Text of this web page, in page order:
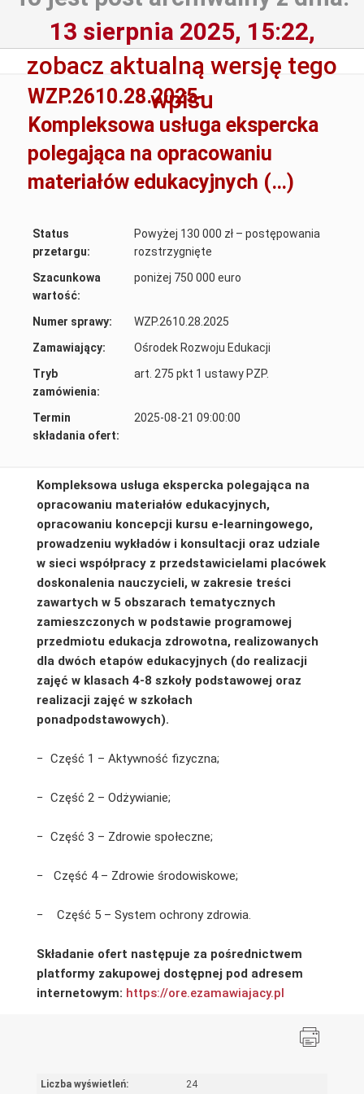
13 sierpnia 2025, 15:22,
zobacz aktualną wersję tego
wpisu
WZP.2610.28.2025-
Kompleksowa usługa ekspercka
polegająca na opracowaniu
materiałów edukacyjnych (…)
Status
przetargu:
Powyżej 130 000 zł – postępowania
rozstrzygnięte
Szacunkowa
wartość:
poniżej 750 000 euro
Numer sprawy:
WZP.2610.28.2025
Zamawiający:
Ośrodek Rozwoju Edukacji
Tryb
zamówienia:
art. 275 pkt 1 ustawy PZP.
Termin
składania ofert:
2025-08-21 09:00:00
Kompleksowa usługa ekspercka polegająca na
opracowaniu materiałów edukacyjnych,
opracowaniu koncepcji kursu e-learningowego,
prowadzeniu wykładów i konsultacji oraz udziale
w sieci współpracy z przedstawicielami placówek
doskonalenia nauczycieli, w zakresie treści
zawartych w 5 obszarach tematycznych
zamieszczonych w podstawie programowej
przedmiotu edukacja zdrowotna, realizowanych
dla dwóch etapów edukacyjnych (do realizacji
zajęć w klasach 4-8 szkoły podstawowej oraz
realizacji zajęć w szkołach
ponadpodstawowych).
− Część 1 – Aktywność fizyczna;
− Część 2 – Odżywianie;
− Część 3 – Zdrowie społeczne;
− Część 4 – Zdrowie środowiskowe;
− Część 5 – System ochrony zdrowia.
Składanie ofert następuje za pośrednictwem
platformy zakupowej dostępnej pod adresem
internetowym: https://ore.ezamawiajacy.pl
Liczba wyświetleń: 24